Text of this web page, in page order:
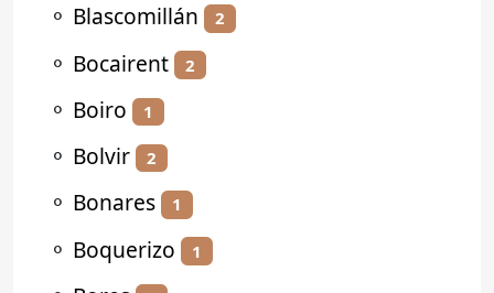
⚬ Blascomillán 2
⚬ Bocairent 2
⚬ Boiro 1
⚬ Bolvir 2
⚬ Bonares 1
⚬ Boquerizo 1